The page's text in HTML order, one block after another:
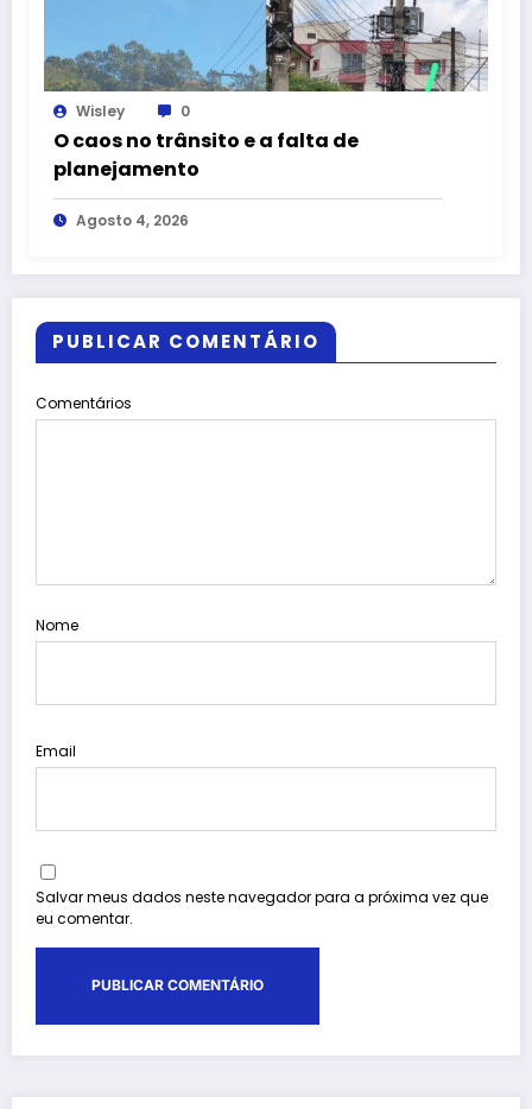
Wisley 0
O caos no trânsito e a falta de
planejamento
Agosto 4, 2026
PUBLICAR COMENTÁRIO
Comentários
Nome
Email
Salvar meus dados neste navegador para a próxima vez que
eu comentar.